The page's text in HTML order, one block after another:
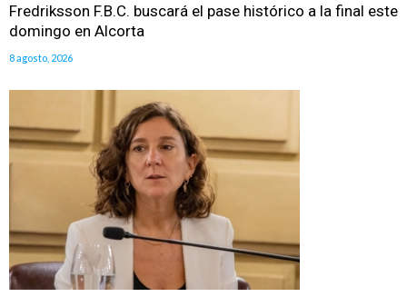
Fredriksson F.B.C. buscará el pase histórico a la final este
domingo en Alcorta
8 agosto, 2026